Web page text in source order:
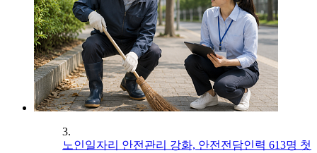
3.
노인일자리 안전관리 강화, 안전전담인력 613명 첫